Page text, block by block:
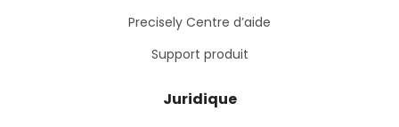
Precisely Centre d’aide
Support produit
Juridique